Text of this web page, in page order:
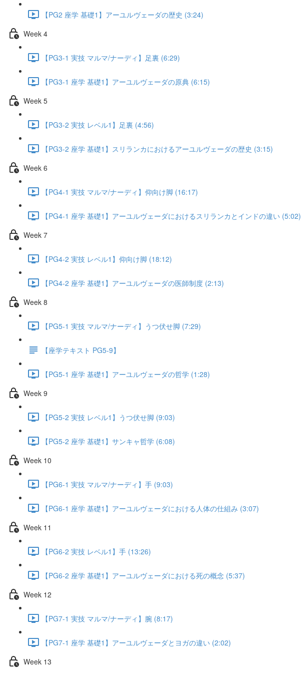
【PG2 座学 基礎1】アーユルヴェーダの歴史 (3:24)
Week 4
【PG3-1 実技 マルマ/ナーディ】足裏 (6:29)
【PG3-1 座学 基礎1】アーユルヴェーダの原典 (6:15)
Week 5
【PG3-2 実技 レベル1】足裏 (4:56)
【PG3-2 座学 基礎1】スリランカにおけるアーユルヴェーダの歴史 (3:15)
Week 6
【PG4-1 実技 マルマ/ナーディ】仰向け脚 (16:17)
【PG4-1 座学 基礎1】アーユルヴェーダにおけるスリランカとインドの違い (5:02)
Week 7
【PG4-2 実技 レベル1】仰向け脚 (18:12)
【PG4-2 座学 基礎1】アーユルヴェーダの医師制度 (2:13)
Week 8
【PG5-1 実技 マルマ/ナーディ】うつ伏せ脚 (7:29)
【座学テキスト PG5-9】
【PG5-1 座学 基礎1】アーユルヴェーダの哲学 (1:28)
Week 9
【PG5-2 実技 レベル1】うつ伏せ脚 (9:03)
【PG5-2 座学 基礎1】サンキャ哲学 (6:08)
Week 10
【PG6-1 実技 マルマ/ナーディ】手 (9:03)
【PG6-1 座学 基礎1】アーユルヴェーダにおける人体の仕組み (3:07)
Week 11
【PG6-2 実技 レベル1】手 (13:26)
【PG6-2 座学 基礎1】アーユルヴェーダにおける死の概念 (5:37)
Week 12
【PG7-1 実技 マルマ/ナーディ】腕 (8:17)
【PG7-1 座学 基礎1】アーユルヴェーダとヨガの違い (2:02)
Week 13